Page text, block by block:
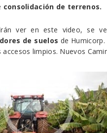
consolidación de terrenos.
ver en este video, se
de suelos de
accesos limpios. Nuevos